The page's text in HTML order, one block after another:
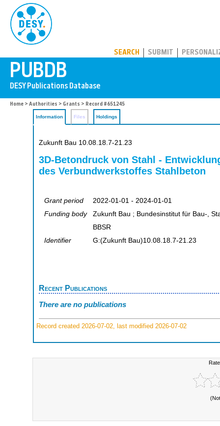
SEARCH SUBMIT
Home > Authorities > Grants > Record #651245
Information Files Holdings
Zukunft Bau 10.08.18.7-21.23
3D-Betondruck von Stahl -
des Verbundwerkstoffes Stahlbeton
Grant period
2022-01-01 - 2024-01-01
Funding body
Zukunft Bau ; Bundesinstitut für Bau-,
BBSR
Identifier
G:(Zukunft Bau)10.08.18.7-21.23
Recent Publications
There are no publications
Record created 2026-07-02, last modified 2026-07-02